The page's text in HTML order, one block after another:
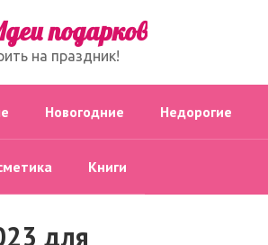
подарков
на праздник!
Новогодние Недорогие
Книги
для